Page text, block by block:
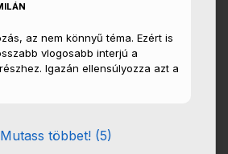
az nem könnyű téma. Ezért is
vlogosabb interjú a
Igazán ellensúlyozza azt a
Mutass többet! (5)